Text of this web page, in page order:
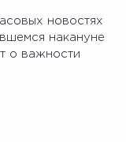
новостях
накануне
о важности